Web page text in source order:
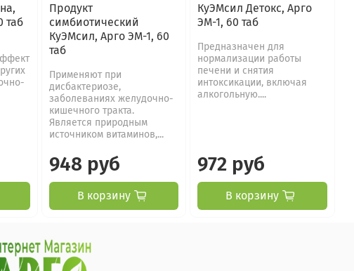
таб
Продукт
симбиотический
КуЭМсил, Арго ЭМ-1, 60
таб
Применяют при
дисбактериозе,
заболеваниях желудочно-
кишечного тракта.
Является природным
источником витаминов,...
948 руб
В корзину
КуЭМсил Детокс, Арго
ЭМ-1, 60 таб
Предназначен для
нормализации работы
печени и снятия
интоксикации, включая
алкогольную....
972 руб
В корзину